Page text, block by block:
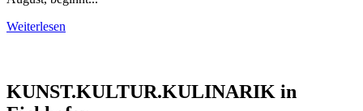
Weiterlesen
KUNST.KULTUR.KULINARIK in